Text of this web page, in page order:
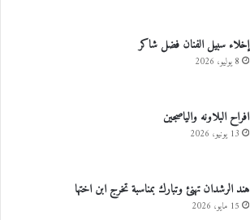
إخلاء سبيل الفنان فضل شاكر
8 يوليو، 2026
افراح البلاونه والياصجين
13 يونيو، 2026
هند الرشدان تهنئ وتبارك بمناسبة تخرج ابن اختها
15 مايو، 2026